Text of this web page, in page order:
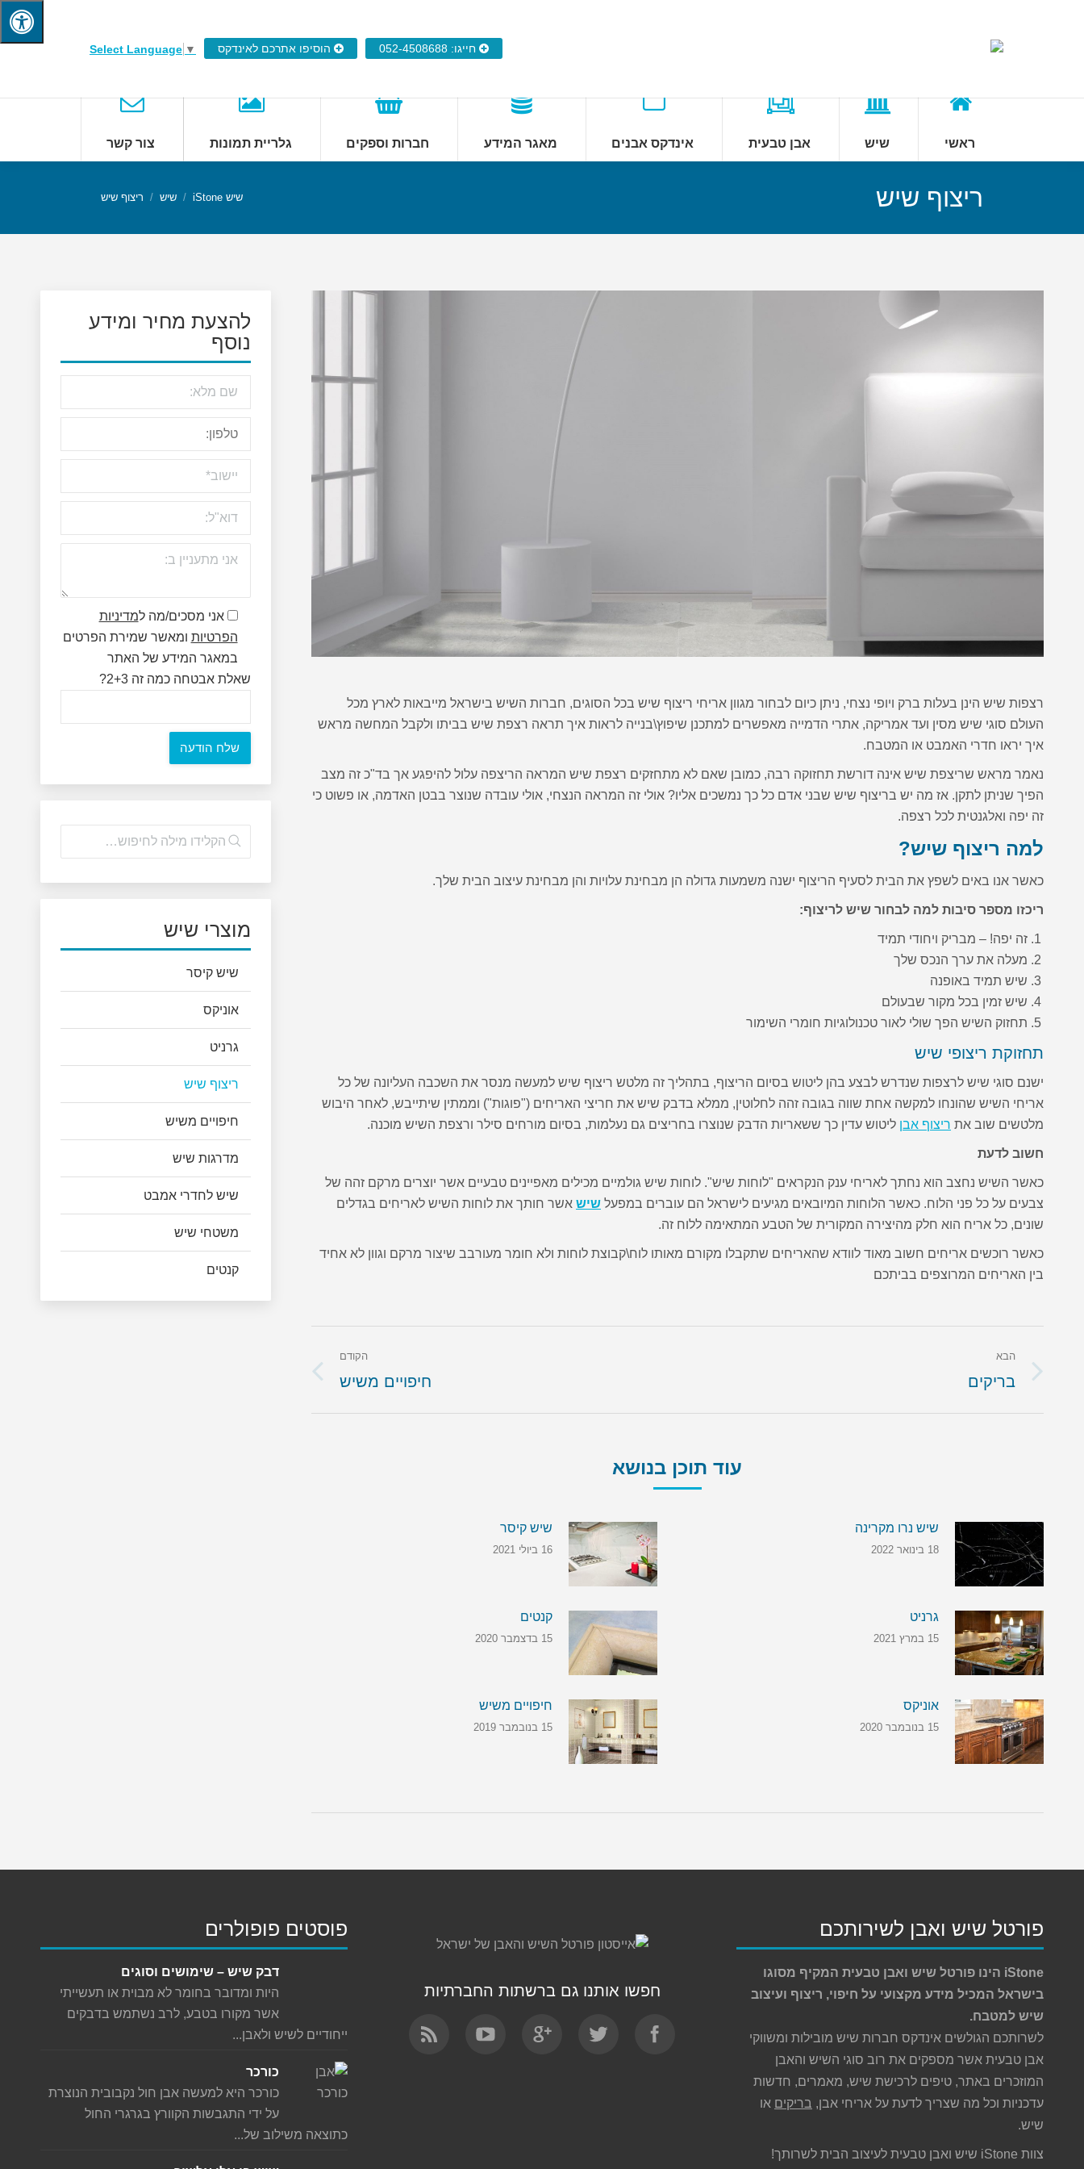
חייגו: 052-4508688 הוסיפו אתרכם לאינדקס Select Language ▼
ראשי שיש אבן טבעית אינדקס אבנים מאגר המידע חברות וספקים גלריית תמונות צור קשר
ריצוף שיש שיש iStone שיש ריצוף שיש
רצפות שיש הינן בעלות ברק ויופי נצחי, ניתן כיום לבחור מגוון אריחי ריצוף שיש בכל הסוגים, חברות השיש בישראל מייבאות לארץ מכל
העולם סוגי שיש מסין ועד אמריקה, אתרי הדמייה מאפשרים למתכנן שיפוץ\בנייה לראות איך תראה רצפת שיש בביתו ולקבל המחשה מראש
איך יראו חדרי האמבט או המטבח.
נאמר מראש שריצפת שיש אינה דורשת תחזוקה רבה, כמובן שאם לא מתחזקים רצפת שיש המראה הריצפה עלול להיפגע אך בד"כ זה מצב
הפיך שניתן לתקן. אז מה יש בריצוף שיש שבני אדם כל כך נמשכים אליו? אולי זה המראה הנצחי, אולי עובדה שנוצר בבטן האדמה, או פשוט כי
זה יפה ואלגנטית לכל רצפה.
למה ריצוף שיש?
כאשר אנו באים לשפץ את הבית לסעיף הריצוף ישנה משמעות גדולה הן מבחינת עלויות והן מבחינת עיצוב הבית שלך.
ריכזו מספר סיבות למה לבחור שיש לריצוף:
זה יפה! – מבריק ויחודי תמיד
מעלה את ערך הנכס שלך
שיש תמיד באופנה
שיש זמין בכל מקור שבעולם
תחזוק השיש הפך שולי לאור טכנולוגיות חומרי השימור
תחזוקת ריצופי שיש
ישנם סוגי שיש לרצפות שנדרש לבצע בהן ליטוש בסיום הריצוף, בתהליך זה מלטש ריצוף שיש למעשה מנסר את השכבה העליונה של כל
אריחי השיש שהונחו למקשה אחת שווה בגובה זהה לחלוטין, ממלא בדבק שיש את חריצי האריחים ("פוגות") וממתין שיתייבש, לאחר היבוש
מלטשים שוב את ריצוף אבן ליטוש עדין כך ששאריות הדבק שנוצרו בחריצים גם נעלמות, בסיום מורחים סילר ורצפת השיש מוכנה.
חשוב לדעת
כאשר השיש נחצב הוא נחתך לאריחי ענק הנקראים "לוחות שיש". לוחות שיש גולמיים מכילים מאפיינים טבעיים אשר יוצרים מרקם זהה של
צבעים על כל פני הלוח. כאשר הלוחות המיובאים מגיעים לישראל הם עוברים במפעל שיש אשר חותך את לוחות השיש לאריחים בגדלים
שונים, כל אריח הוא חלק מהיצירה המקורית של הטבע המתאימה ללוח זה.
כאשר רוכשים אריחים חשוב מאוד לוודא שהאריחים שתקבלו מקורם מאותו לוח\קבוצת לוחות ולא חומר מעורבב שיצור מרקם וגוון לא אחיד
בין האריחים המרוצפים בביתכם
navigation
הקודם
הקודםחיפויים משיש
הבא
הבא
בריקים
עוד תוכן בנושא
שיש נרו מקרינה
18 בינואר 2022
שיש קיסר
16 ביולי 2021
גרניט
15 במרץ 2021
קנטים
15 בדצמבר 2020
אוניקס
15 בנובמבר 2020
חיפויים משיש
15 בנובמבר 2019
להצעת מחיר ומידע
נוסף
אני מסכים/מה למדיניות
הפרטיות ומאשר שמירת הפרטים
במאגר המידע של האתר
שאלת אבטחה כמה זה 2+3?
מוצרי שיש
שיש קיסר
אוניקס
גרניט
ריצוף שיש
חיפויים משיש
מדרגות שיש
שיש לחדרי אמבט
משטחי שיש
קנטים
פורטל שיש ואבן לשירותכם
iStone הינו פורטל שיש ואבן טבעית המקיף מסוגו
בישראל המכיל מידע מקצועי על חיפוי, ריצוף ועיצוב
שיש למטבח.
לשרותכם הגולשים אינדקס חברות שיש מובילות ומשווקי
אבן טבעית אשר מספקים את רוב סוגי השיש והאבן
המוזכרים באתר, טיפים לרכישת שיש, מאמרים, חדשות
עדכניות וכל מה שצריך לדעת על אריחי אבן, בריקים או
שיש.
צוות iStone שיש ואבן טבעית לעיצוב הבית לשרותך!
חפשו אותנו גם ברשתות החברתיות
Find us on:
פוסטים פופולרים
דבק שיש – שימושים וסוגים
היות ומדובר בחומר לא מבוית או תעשייתי
אשר מקורו בטבע, לרב נשתמש בדבקים
ייחודיים לשיש ולאבן...
כורכר
כורכר היא למעשה אבן חול נקבובית הנוצרת
על ידי התגבשות הקוורץ בגרגרי החול
כתוצאה משילוב של...